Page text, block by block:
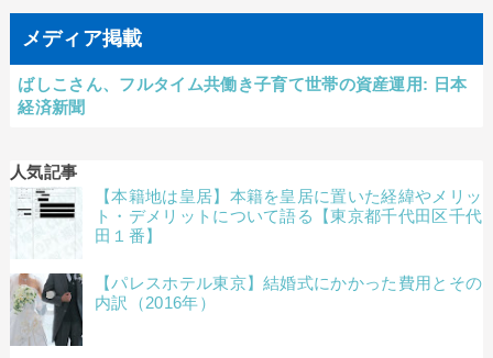
メディア掲載
ばしこさん、フルタイム共働き子育て世帯の資産運用: 日本
経済新聞
人気記事
【本籍地は皇居】本籍を皇居に置いた経緯やメリッ
ト・デメリットについて語る【東京都千代田区千代
田１番】
【パレスホテル東京】結婚式にかかった費用とその
内訳（2016年）